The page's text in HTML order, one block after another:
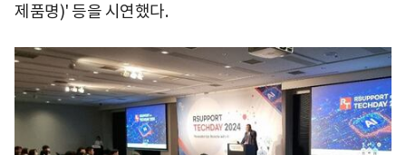
제품명)' 등을 시연했다.